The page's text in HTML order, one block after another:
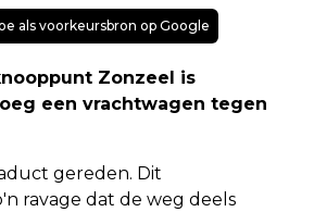
als voorkeursbron op Google
Zonzeel is
een vrachtwagen tegen
gereden. Dit
ravage dat de weg deels